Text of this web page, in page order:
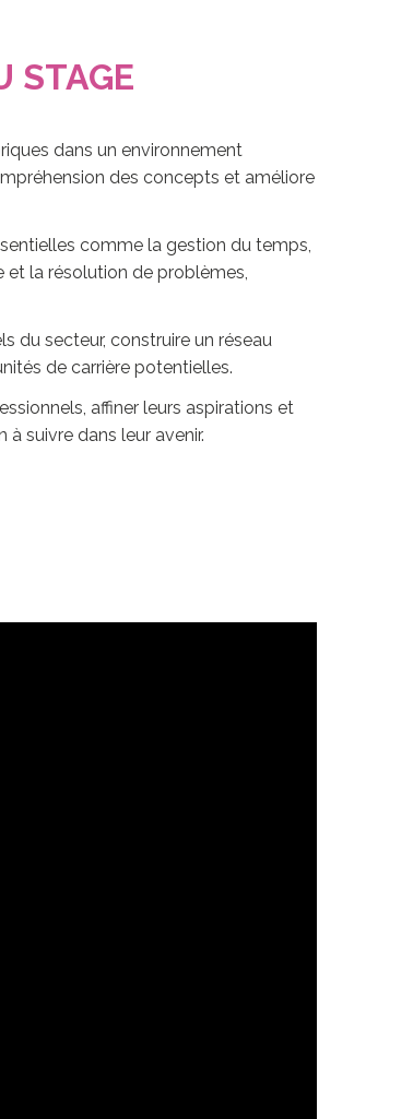
STAGE
dans un environnement
des concepts et améliore
comme la gestion du temps,
la résolution de problèmes,
du secteur, construire un réseau
de carrière potentielles.
affiner leurs aspirations et
suivre dans leur avenir.